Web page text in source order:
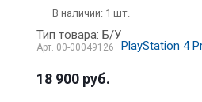
В наличии: 1 шт.
Тип товара: Б/У
Арт. 00-00049126
18 900 руб.